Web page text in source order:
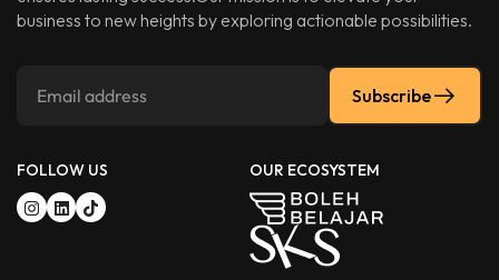
business to new heights by exploring actionable possibilities.
Subscribe
FOLLOW US OUR ECOSYSTEM